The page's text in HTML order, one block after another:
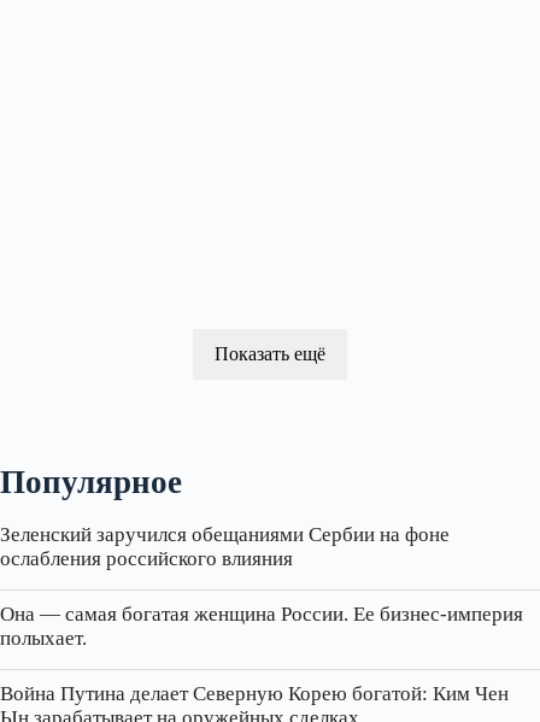
Показать ещё
Популярное
Зеленский заручился обещаниями Сербии на фоне
ослабления российского влияния
Она — самая богатая женщина России. Ее бизнес‑империя
полыхает.
Война Путина делает Северную Корею богатой: Ким Чен